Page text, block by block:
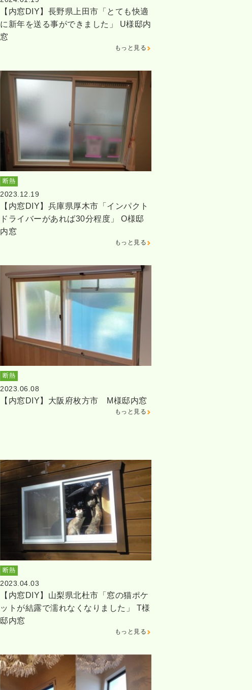
【内窓DIY】長野県上田市「とても快適
に新年を送る事ができました」 U様邸内
窓
もっと見る
断熱
2023.12.19
【内窓DIY】兵庫県厚木市「インパクト
ドライバーがあれば30分程度」 O様邸
内窓
もっと見る
断熱
2023.06.08
【内窓DIY】大阪府枚方市 M様邸内窓
もっと見る
断熱
2023.04.03
【内窓DIY】山梨県北杜市「窓の猫ポケ
ットが結露で濡れなくなりました」 T様
邸内窓
もっと見る